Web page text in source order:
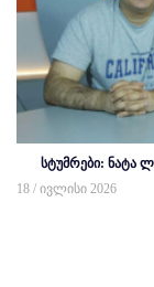
სტუმრები: ნატა
18 / ივლისი 2026